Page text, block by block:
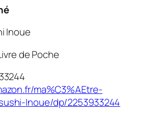
Inoue
de Poche
ma%C3%AEtre-
Inoue/dp/2253933244